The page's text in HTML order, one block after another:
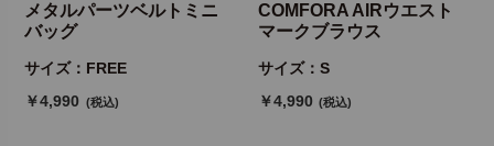
メタルパーツベルトミニ
バッグ
サイズ：FREE
￥4,990 (税込)
COMFORA AIRウエスト
マークブラウス
サイズ：S
￥4,990 (税込)